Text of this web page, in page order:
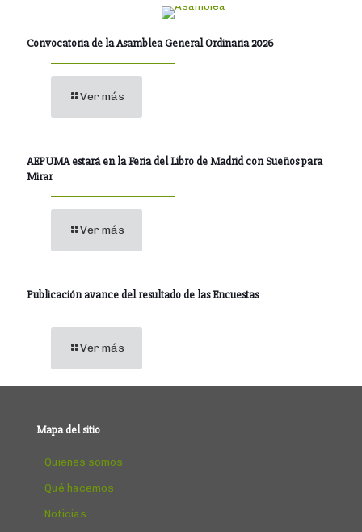
Convocatoria de la Asamblea General Ordinaria 2026
Ver más
AEPUMA estará en la Feria del Libro de Madrid con Sueños para
Mirar
Ver más
Publicación avance del resultado de las Encuestas
Ver más
Mapa del sitio
Quienes somos
Qué hacemos
Noticias